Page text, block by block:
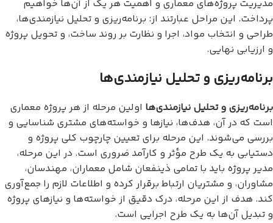
مدیریت پروژه‌های معماری و اهمیت هر یک از آن‌ها خواهیم
پرداخت. این مراحل عبارتند از: برنامه‌ریزی و تحلیل نیازمندی‌ها،
طراحی و انتخاب مواد، اجرا و نظارت بر روند ساخت، و تحویل پروژه
و ارزیابی نهایی.
برنامه‌ریزی و تحلیل نیازمندی‌ها
برنامه‌ریزی و تحلیل نیازمندی‌ها اولین مرحله از هر پروژه معماری
است که در آن، هدف‌ها، نیازها و خواسته‌های مشتری شناسایی و
بررسی می‌شوند. این مرحله برای تعیین چارچوب کلی پروژه و
دستیابی به یک طرح مؤثر و کارآمد ضروری است. در این مرحله،
مدیر پروژه باید با تمامی ذینفعان شامل معماران، مهندسان،
مشاوران، و مشتریان ارتباط برقرار کرده و اطلاعات لازم را جمع‌آوری
کند. هدف از این مرحله، درک دقیق از خواسته‌ها و نیازهای پروژه
و تبدیل آن‌ها به یک طرح اجرایی است.